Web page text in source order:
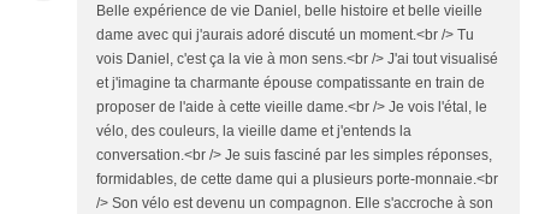
Belle expérience de vie Daniel, belle histoire et belle vieille
dame avec qui j'aurais adoré discuté un moment.<br /> Tu
vois Daniel, c'est ça la vie à mon sens.<br /> J'ai tout visualisé
et j'imagine ta charmante épouse compatissante en train de
proposer de l'aide à cette vieille dame.<br /> Je vois l'étal, le
vélo, des couleurs, la vieille dame et j'entends la
conversation.<br /> Je suis fasciné par les simples réponses,
formidables, de cette dame qui a plusieurs porte-monnaie.<br
/> Son vélo est devenu un compagnon. Elle s'accroche à son